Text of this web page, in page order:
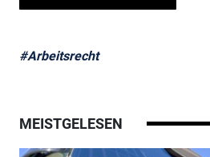
#Arbeitsrecht
MEISTGELESEN